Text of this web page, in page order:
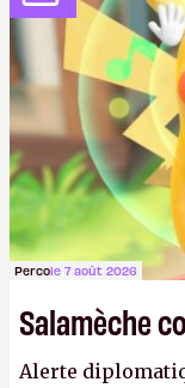
anciens. Il leur
consoles à ces
Percole 7 août 2026
Salamèche
Alerte